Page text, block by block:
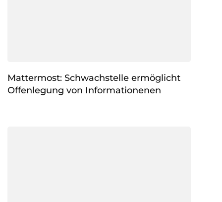
Mattermost: Schwachstelle ermöglicht
Offenlegung von Informationenen